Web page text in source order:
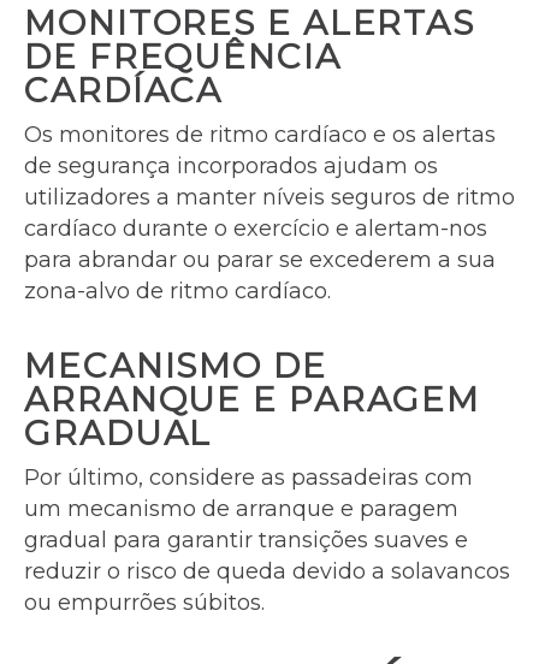
MONITORES E ALERTAS
DE FREQUÊNCIA
CARDÍACA
Os monitores de ritmo cardíaco e os alertas
de segurança incorporados ajudam os
utilizadores a manter níveis seguros de ritmo
cardíaco durante o exercício e alertam-nos
para abrandar ou parar se excederem a sua
zona-alvo de ritmo cardíaco.
MECANISMO DE
ARRANQUE E PARAGEM
GRADUAL
Por último, considere as passadeiras com
um mecanismo de arranque e paragem
gradual para garantir transições suaves e
reduzir o risco de queda devido a solavancos
ou empurrões súbitos.